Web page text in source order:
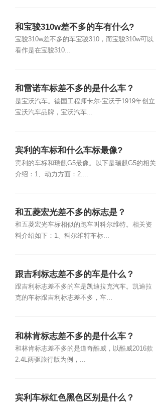
和宝骏310w差不多的车有什么?
宝骏310w差不多的车宝骏310，而宝骏310w可以
看作是在宝骏310...
和雷诺车标差不多的是什么车？
是宝沃汽车。德国工程师卡尔·宝沃于1919年创立
宝沃汽车品牌，宝沃汽车...
宾利的车标和什么车标最像?
宾利的车标和瑞麒G5最像。以下是瑞麒G5的相关
介绍：1、动力方面：2....
和五菱宏光差不多的标志是？
和五菱宏光车标相似的跑车叫科尔维特。相关资
料介绍如下：1、科尔维特车标...
跟吉利标志差不多的车是什么？
跟吉利标志差不多的车是凯迪拉克汽车。凯迪拉
克的车标跟吉利标志差不多，车...
和林肯标志差不多的是什么车？
和林肯标志差不多的是道奇酷威，以酷威2016款
2.4L两驱旅行版为例，...
宾利车标红色黑色区别是什么？